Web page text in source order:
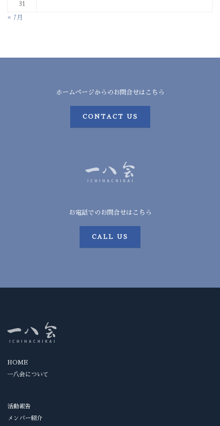
31
« 7月
ホームページからのお問合せはこちら
CONTACT US
お電話でのお問合せはこちら
CALL US
HOME
一八会について
活動報告
メンバー紹介